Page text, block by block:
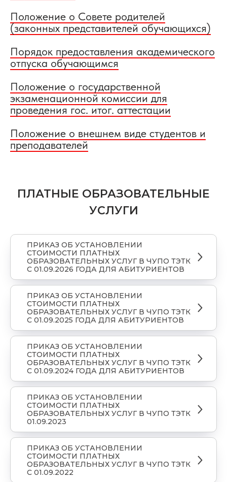
Положение о Совете родителей
(законных представителей обучающихся)
Порядок предоставления академического
отпуска обучающимся
Положение о государственной
экзаменационной комиссии для
проведения гос. итог. аттестации
Положение о внешнем виде студентов и
преподавателей
ПЛАТНЫЕ ОБРАЗОВАТЕЛЬНЫЕ
УСЛУГИ
ПРИКАЗ ОБ УСТАНОВЛЕНИИ
СТОИМОСТИ ПЛАТНЫХ
ОБРАЗОВАТЕЛЬНЫХ УСЛУГ В ЧУПО ТЭТК
С 01.09.2026 ГОДА ДЛЯ АБИТУРИЕНТОВ
ПРИКАЗ ОБ УСТАНОВЛЕНИИ
СТОИМОСТИ ПЛАТНЫХ
ОБРАЗОВАТЕЛЬНЫХ УСЛУГ В ЧУПО ТЭТК
С 01.09.2025 ГОДА ДЛЯ АБИТУРИЕНТОВ
ПРИКАЗ ОБ УСТАНОВЛЕНИИ
СТОИМОСТИ ПЛАТНЫХ
ОБРАЗОВАТЕЛЬНЫХ УСЛУГ В ЧУПО ТЭТК
С 01.09.2024 ГОДА ДЛЯ АБИТУРИЕНТОВ
ПРИКАЗ ОБ УСТАНОВЛЕНИИ
СТОИМОСТИ ПЛАТНЫХ
ОБРАЗОВАТЕЛЬНЫХ УСЛУГ В ЧУПО ТЭТК
01.09.2023
ПРИКАЗ ОБ УСТАНОВЛЕНИИ
СТОИМОСТИ ПЛАТНЫХ
ОБРАЗОВАТЕЛЬНЫХ УСЛУГ В ЧУПО ТЭТК
С 01.09.2022